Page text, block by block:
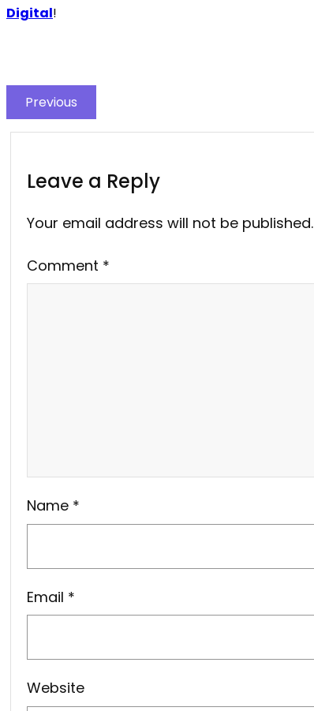
Digital!
Previous
Leave a Reply
Your email address will not be published.
Comment *
Name *
Email *
Website